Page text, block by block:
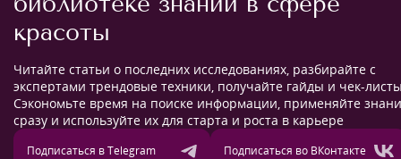
красоты
Читайте статьи о последних исследованиях, разбирайте с
экспертами трендовые техники, получайте гайды и чек-
Сэкономьте время на поиске информации, применяйте
сразу и используйте их для старта и роста в карьере
Подписаться в Telegram Подписаться во ВКонтакте